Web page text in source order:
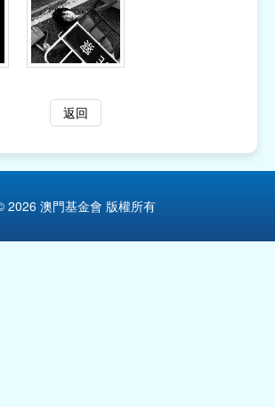
返回
2026 澳門基金會 版權所有